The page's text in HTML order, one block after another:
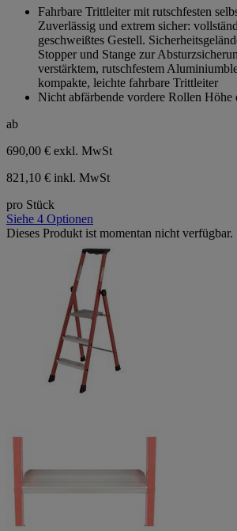
Sternen.
Fahrbare Trittleiter mit rutschfesten
Zuverlässig und extrem sicher:
geschweißtes Gestell.
Stopper und Stange zur
verstärktem, rutschfestem
kompakte, leichte fahrbare Trittleiter
Nicht abfärbende vordere Rollen Höhe
ab
690,00 € exkl. MwSt
821,10 € inkl. MwSt
pro Stück
Siehe 4 Optionen
Dieses Produkt ist momentan nicht verfügbar.